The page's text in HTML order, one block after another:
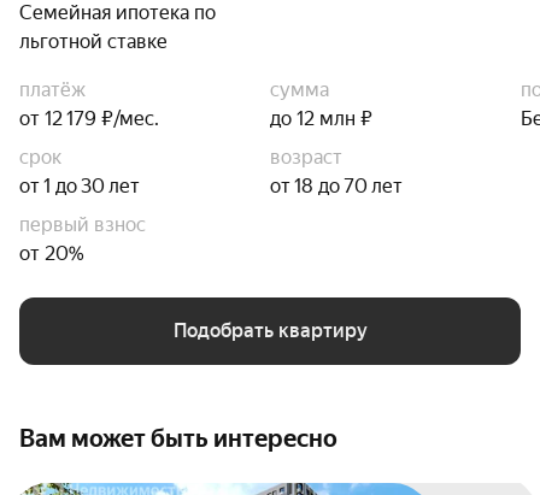
Семейная ипотека по
льготной ставке
платёж
от 12 179 ₽/мес.
сумма
до 12 млн ₽
срок
от 1 до 30 лет
возраст
от 18 до 70 лет
первый взнос
от 20%
Подобрать квартиру
Вам может быть интересно